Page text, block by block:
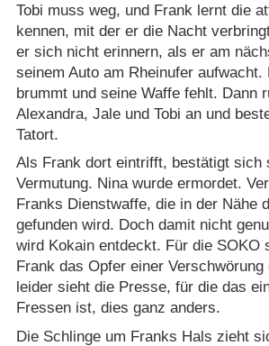
Tobi muss weg, und Frank lernt die
kennen, mit der er die Nacht
er sich nicht erinnern, als er am
seinem Auto am Rheinufer aufwacht.
brummt und seine Waffe fehlt. Dann
Alexandra, Jale und Tobi an und
Tatort.
Als Frank dort eintrifft, bestätigt sich
Vermutung. Nina wurde ermordet.
Franks Dienstwaffe, die in der Nähe
gefunden wird. Doch damit nicht
wird Kokain entdeckt. Für die SOKO
Frank das Opfer einer
leider sieht die Presse, für die das
Fressen ist, dies ganz anders.
Die Schlinge um Franks Hals zieht